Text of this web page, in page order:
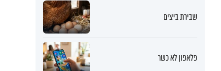
שבירת ביצים
פלאפון לא כשר